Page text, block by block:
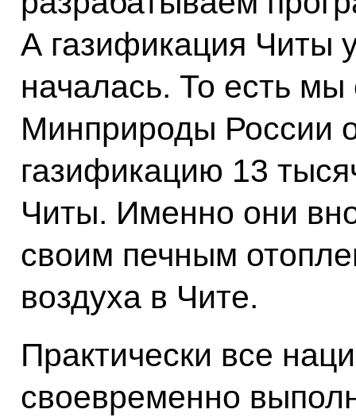
А газификация Читы
началась. То есть
Минприроды России
газификацию 13
Читы. Именно они
своим печным
воздуха в Чите.
Практически все
своевременно